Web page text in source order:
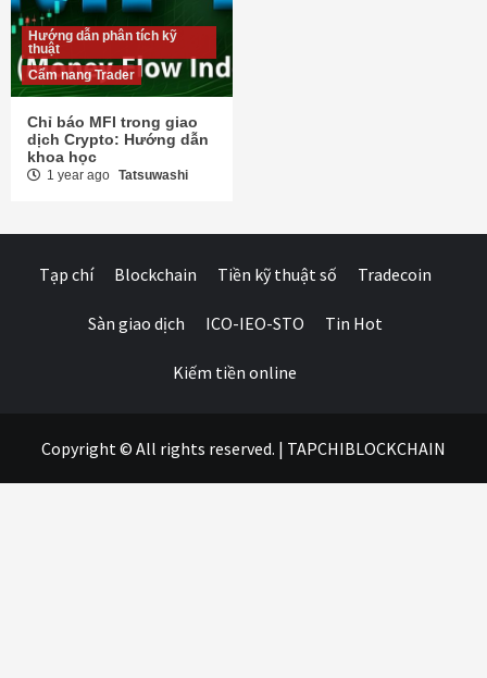
Hướng dẫn phân tích kỹ
thuật
Cẩm nang Trader
Chỉ báo MFI trong giao
dịch Crypto: Hướng dẫn
khoa học
1 year ago Tatsuwashi
Tạp chí Blockchain Tiền kỹ thuật số Tradecoin
Sàn giao dịch ICO-IEO-STO Tin Hot
Kiếm tiền online
Copyright © All rights reserved. | TAPCHIBLOCKCHAIN